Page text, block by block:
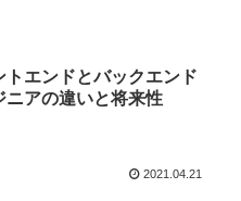
トエンドとバックエンド
ニアの違いと将来性
2021.04.21